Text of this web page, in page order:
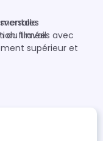
filmées avec
du travail
supérieur et